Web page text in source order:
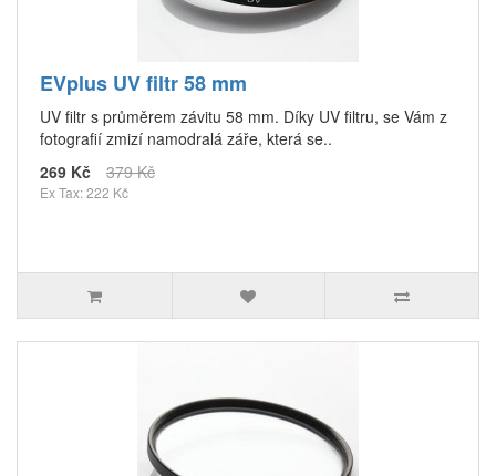
EVplus UV filtr 58 mm
UV filtr s průměrem závitu 58 mm. Díky UV filtru, se Vám z
fotografií zmizí namodralá záře, která se..
269 Kč
379 Kč
Ex Tax: 222 Kč